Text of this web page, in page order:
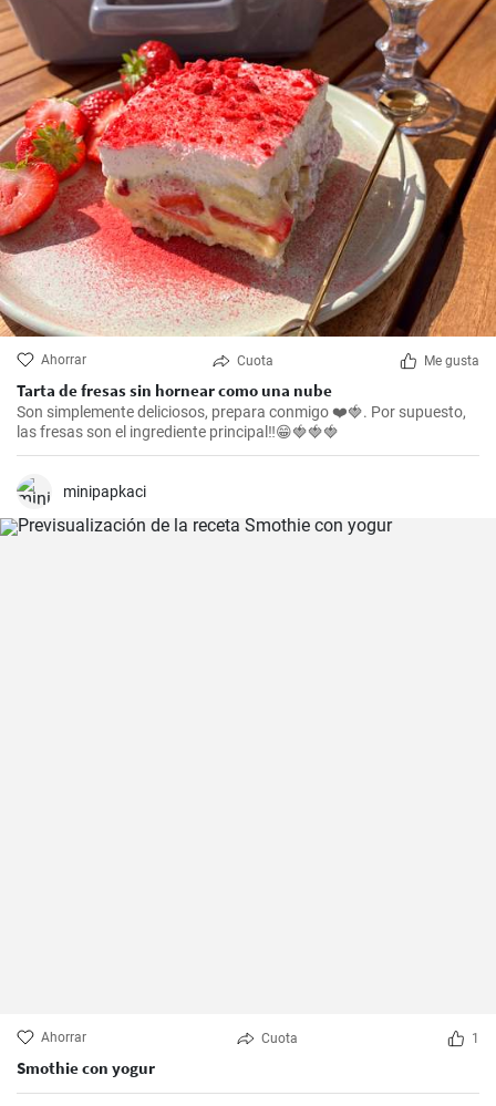
Ahorrar Cuota Me gusta
Tarta de fresas sin hornear como una nube
Son simplemente deliciosos, prepara conmigo ❤️🍓. Por supuesto,
las fresas son el ingrediente principal‼️😁🍓🍓🍓
minipapkaci
Ahorrar Cuota 1
Smothie con yogur